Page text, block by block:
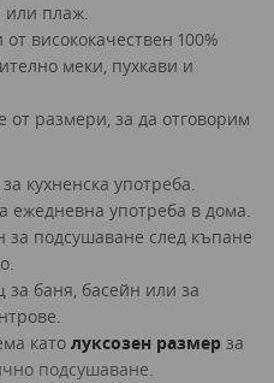
или плаж.
висококачествен 100%
меки, пухкави и
размери, за да отговорим
кухненска употреба.
ежедневна употреба в дома.
за подсушаване след къпане
баня, басейн или за
католуксозен размер за
подсушаване.